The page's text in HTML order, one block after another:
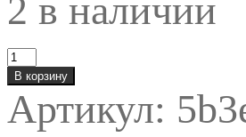
2 в наличии
Количество
товара
Holy
Molly
Flash
В корзину
Артикул: